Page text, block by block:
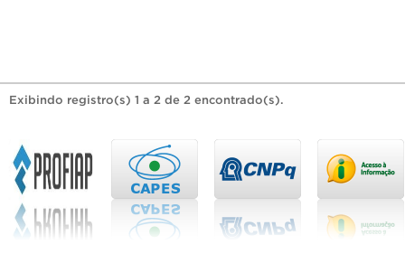
Exibindo registro(s) 1 a 2 de 2 encontrado(s).